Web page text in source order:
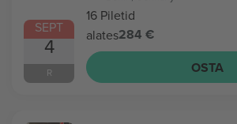
SEPT
4
R
16 Piletid
alates284 €
OSTA